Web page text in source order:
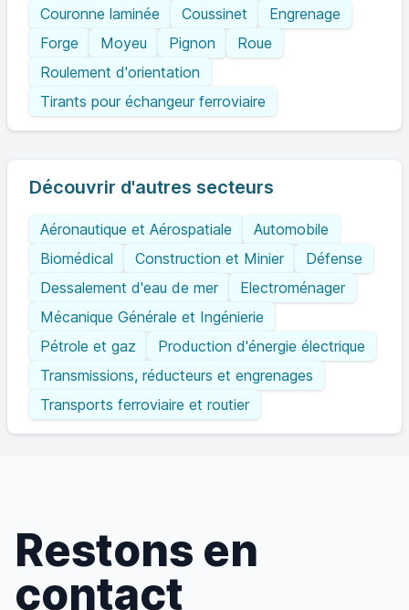
Couronne laminée
Coussinet
Engrenage
Forge
Moyeu Pignon
Roue
Roulement d'orientation
Tirants pour échangeur ferroviaire
Découvrir d'autres secteurs
Aéronautique et Aérospatiale
Automobile
Biomédical
Construction et Minier
Défense
Dessalement d'eau de mer
Electroménager
Mécanique Générale et Ingénierie
Pétrole et gaz
Production d'énergie électrique
Transmissions, réducteurs et engrenages
Transports ferroviaire et routier
Restons en
contact